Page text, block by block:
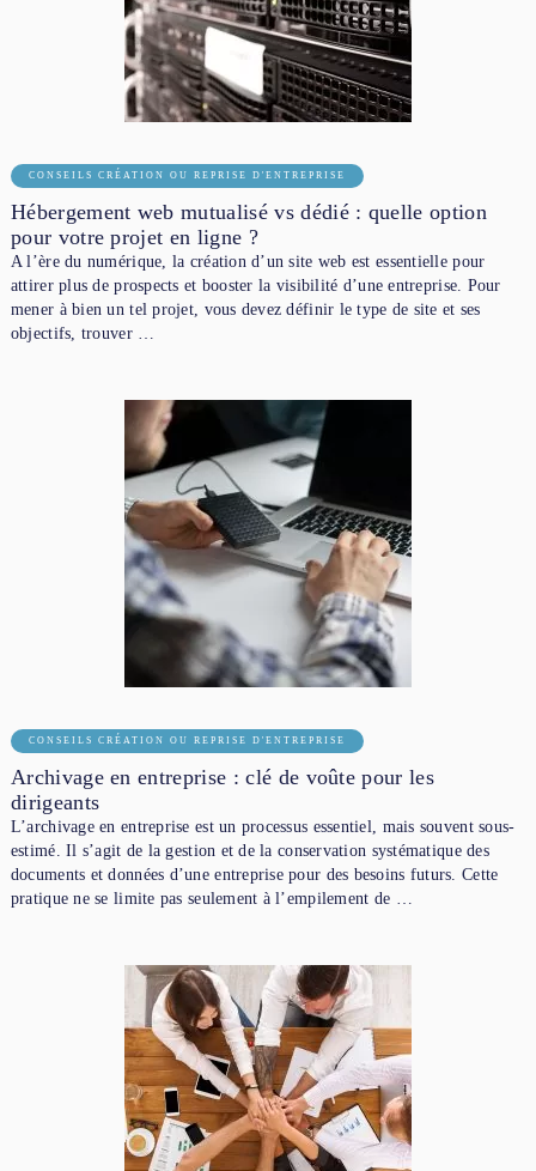
CONSEILS CRÉATION OU REPRISE D'ENTREPRISE
Hébergement web mutualisé vs dédié : quelle option
pour votre projet en ligne ?
A l’ère du numérique, la création d’un site web est essentielle pour
attirer plus de prospects et booster la visibilité d’une entreprise. Pour
mener à bien un tel projet, vous devez définir le type de site et ses
objectifs, trouver …
CONSEILS CRÉATION OU REPRISE D'ENTREPRISE
Archivage en entreprise : clé de voûte pour les
dirigeants
L’archivage en entreprise est un processus essentiel, mais souvent sous-
estimé. Il s’agit de la gestion et de la conservation systématique des
documents et données d’une entreprise pour des besoins futurs. Cette
pratique ne se limite pas seulement à l’empilement de …